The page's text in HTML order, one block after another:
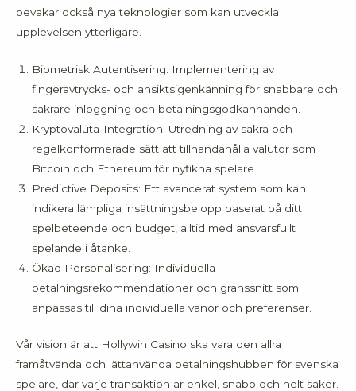
bevakar också nya teknologier som kan utveckla
upplevelsen ytterligare.
Biometrisk Autentisering: Implementering av
fingeravtrycks- och ansiktsigenkänning för snabbare och
säkrare inloggning och betalningsgodkännanden.
Kryptovaluta-Integration: Utredning av säkra och
regelkonformerade sätt att tillhandahålla valutor som
Bitcoin och Ethereum för nyfikna spelare.
Predictive Deposits: Ett avancerat system som kan
indikera lämpliga insättningsbelopp baserat på ditt
spelbeteende och budget, alltid med ansvarsfullt
spelande i åtanke.
Ökad Personalisering: Individuella
betalningsrekommendationer och gränssnitt som
anpassas till dina individuella vanor och preferenser.
Vår vision är att Hollywin Casino ska vara den allra
framåtvända och lättanvända betalningshubben för svenska
spelare, där varje transaktion är enkel, snabb och helt säker.